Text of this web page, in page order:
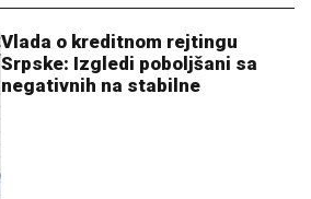
Vlada o kreditnom rejtingu
Srpske: Izgledi poboljšani sa
negativnih na stabilne